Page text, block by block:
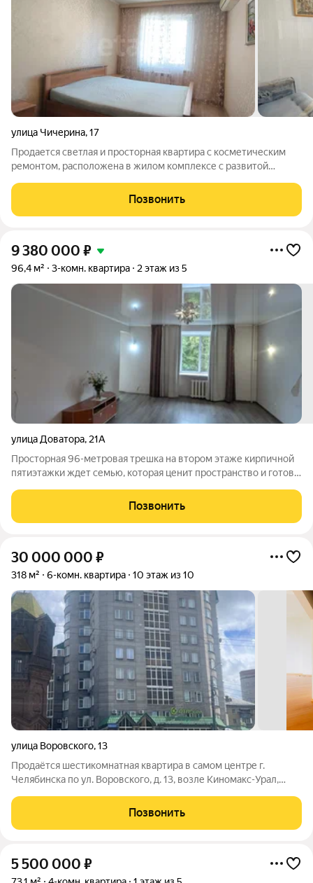
улица Чичерина,17
Продается светлая и просторная квартира с косметическим
ремонтом, расположена в жилом комплексе с развитой
так же инвестиций с перспективой сдачи в аренду
Позвонить
9 380 000 ₽
96,4 м² 3-комн. квартира 2 этаж из 5
улица Доватора, 21А
Просторная 96-метровая трешка на втором этаже кирпичной
пятиэтажки ждет семью, которая ценит пространство и готова
метровая кухня для семейных ужинов и три комнаты, где
найдется место каждому. В
Позвонить
30 000 000 ₽
318 м² 6-комн. квартира 10 этаж из 10
улица Воровского,13
Продаётся шестикомнатная квартира в самом центре г.
Челябинска по ул. Воровского, д. 13, возле Киномакс-Урал,
этажного дома, три санузла, имеется сауна. В квартире
имеется: 1. Кухня
Позвонить
5 500 000 ₽